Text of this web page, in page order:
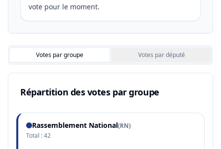
vote pour le moment.
Votes par groupe Votes par député
Répartition des votes par groupe
Rassemblement National(RN)
Total :42